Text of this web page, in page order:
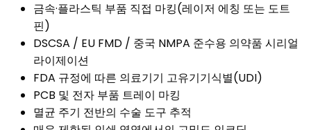
금속·플라스틱 부품 직접 마킹(레이저 에칭 또는 도트
핀)
DSCSA / EU FMD / 중국 NMPA 준수용 의약품 시리얼
라이제이션
FDA 규정에 따른 의료기기 고유기기식별(UDI)
PCB 및 전자 부품 트레이 마킹
멸균 주기 전반의 수술 도구 추적